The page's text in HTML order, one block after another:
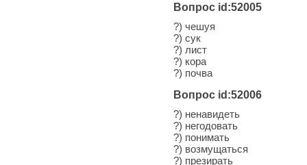
Вопрос id:52005
?) чешуя
?) сук
?) лист
?) кора
?) почва
Вопрос id:52006
?) ненавидеть
?) негодовать
?) понимать
?) возмущаться
?) презирать